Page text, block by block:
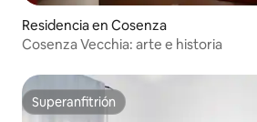
Residencia en Cosenza
Cosenza Vecchia: arte e historia
Superanfitrión
Superanfitrión